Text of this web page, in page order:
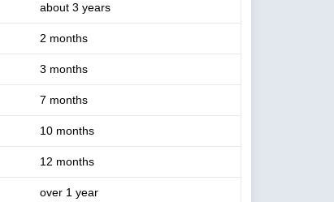
about 3 years
2 months
3 months
7 months
10 months
12 months
over 1 year